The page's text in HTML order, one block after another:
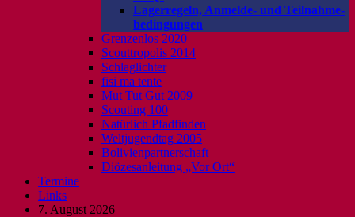
Lagerregeln, Anmelde- und Teilnahme-
bedingungen
Grenzenlos 2020
Scouttropolis 2014
Schlaglichter
fisi ma tente
Mut Tut Gut 2009
Scouting 100
Natürlich Pfadfinden
Weltjugendtag 2005
Bolivienpartnerschaft
Diözesanleitung „Vor Ort“
Termine
Links
7. August 2026